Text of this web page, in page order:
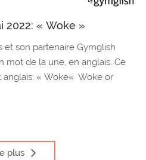
2022: « Woke »
et son partenaire Gymglish
mot de la une, en anglais. Ce
« Woke« Woke or
plus